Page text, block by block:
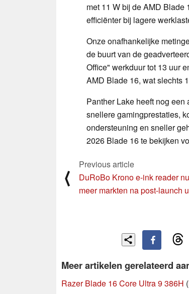
met 11 W bij de AMD
efficiënter bij lagere
Onze onafhankelijke
de buurt van de
Office" werkduur tot 13 uur
AMD Blade 16, wat slechts
Panther Lake heeft nog
snellere gamingprestaties,
ondersteuning en sneller
2026 Blade 16 te bekijken
⟨
Previous article
DuRoBo Krono e-ink reader
meer markten na post-launch
Meer artikelen gerelateerd
Razer Blade 16 Core Ultra 9 386H (